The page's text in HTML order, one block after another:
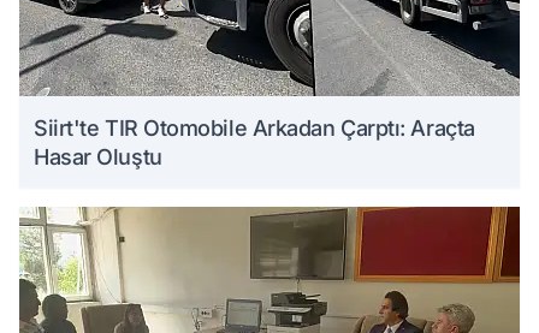
Siirt'te TIR Otomobile Arkadan Çarptı: Araçta
Hasar Oluştu